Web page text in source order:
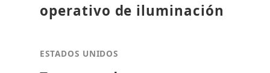
operativo de iluminación
ESTADOS UNIDOS